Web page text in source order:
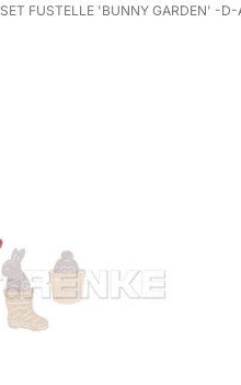
SET FUSTELLE 'BUNNY GARDEN' -